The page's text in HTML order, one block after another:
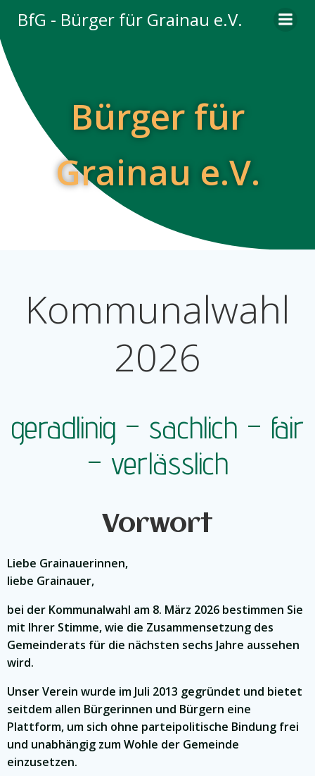
Inhalt
BfG - Bürger für Grainau e.V.
Bürger für
Grainau e.V.
Kommunalwahl
2026
geradlinig – sachlich – fair
– verlässlich
Vorwort
Liebe Grainauerinnen,
liebe Grainauer,
bei der Kommunalwahl am 8. März 2026 bestimmen Sie
mit Ihrer Stimme, wie die Zusammensetzung des
Gemeinderats für die nächsten sechs Jahre aussehen
wird.
Unser Verein wurde im Juli 2013 gegründet und bietet
seitdem allen Bürgerinnen und Bürgern eine
Plattform, um sich ohne parteipolitische Bindung frei
und unabhängig zum Wohle der Gemeinde
einzusetzen.